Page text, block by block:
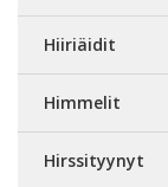
Hiiriäidit
Himmelit
Hirssityynyt